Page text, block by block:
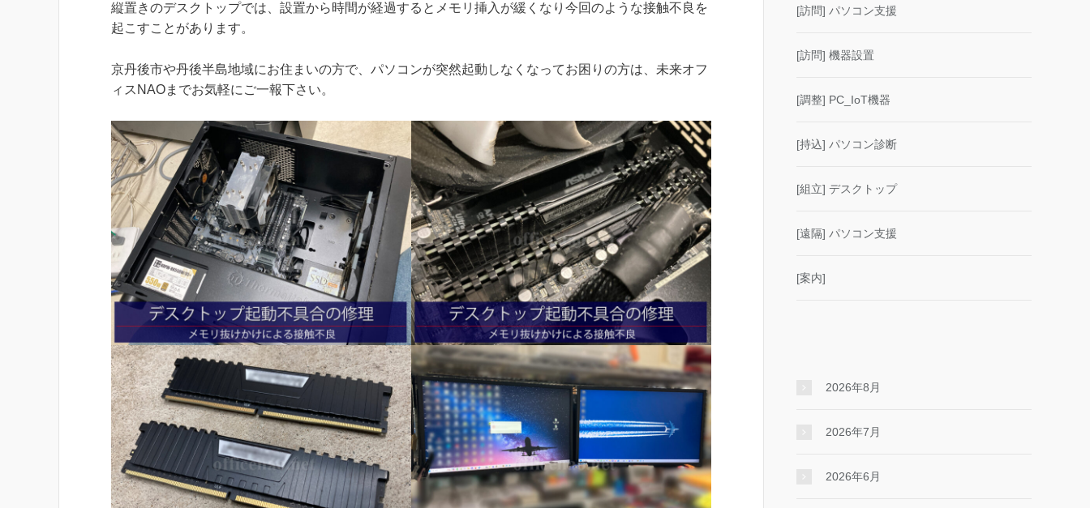
縦置きのデスクトップでは、設置から時間が経過するとメモリ挿入が緩くなり今回のような接触不良を
起こすことがあります。
京丹後市や丹後半島地域にお住まいの方で、パソコンが突然起動しなくなってお困りの方は、未来オフ
ィスNAOまでお気軽にご一報下さい。
[訪問] パソコン支援
[訪問] 機器設置
[調整] PC_IoT機器
[持込] パソコン診断
[組立] デスクトップ
[遠隔] パソコン支援
[案内]
2026年8月
2026年7月
2026年6月